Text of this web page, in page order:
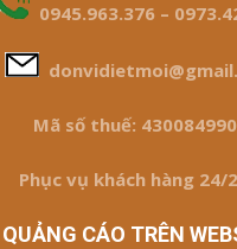
0945.963.376 –
Mã số thuế:
Phục vụ khách hàng 24/
QUẢNG CÁO TRÊN